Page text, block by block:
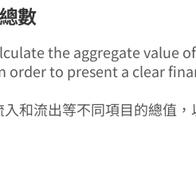
數
the aggregate value
order to present a clear
和流出等不同項目的總值，